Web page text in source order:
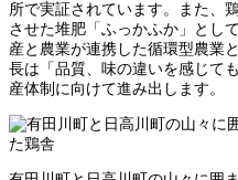
所で実証されています。また、
させた堆肥「ふっかふか」とし
産と農業が連携した循環型農業
長は「品質、味の違いを感じて
産体制に向けて進み出します。